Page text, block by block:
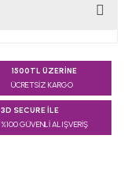
formunu
1500TL ÜZERİNE
ÜCRETSİZ KARGO
3D SECURE İLE
%100 GÜVENLİ ALIŞVERİŞ